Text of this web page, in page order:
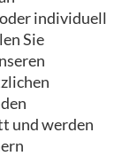
individuell
Sie
und werden